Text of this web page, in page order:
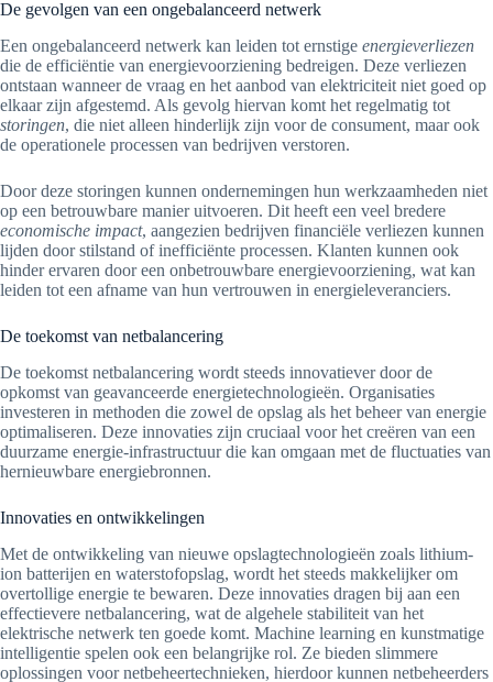
De gevolgen van een ongebalanceerd netwerk
Een ongebalanceerd netwerk kan leiden tot ernstige energieverliezen
die de efficiëntie van energievoorziening bedreigen. Deze verliezen
ontstaan wanneer de vraag en het aanbod van elektriciteit niet goed op
elkaar zijn afgestemd. Als gevolg hiervan komt het regelmatig tot
storingen, die niet alleen hinderlijk zijn voor de consument, maar ook
de operationele processen van bedrijven verstoren.
Door deze storingen kunnen ondernemingen hun werkzaamheden niet
op een betrouwbare manier uitvoeren. Dit heeft een veel bredere
economische impact, aangezien bedrijven financiële verliezen kunnen
lijden door stilstand of inefficiënte processen. Klanten kunnen ook
hinder ervaren door een onbetrouwbare energievoorziening, wat kan
leiden tot een afname van hun vertrouwen in energieleveranciers.
De toekomst van netbalancering
De toekomst netbalancering wordt steeds innovatiever door de
opkomst van geavanceerde energietechnologieën. Organisaties
investeren in methoden die zowel de opslag als het beheer van energie
optimaliseren. Deze innovaties zijn cruciaal voor het creëren van een
duurzame energie-infrastructuur die kan omgaan met de fluctuaties van
hernieuwbare energiebronnen.
Innovaties en ontwikkelingen
Met de ontwikkeling van nieuwe opslagtechnologieën zoals lithium-
ion batterijen en waterstofopslag, wordt het steeds makkelijker om
overtollige energie te bewaren. Deze innovaties dragen bij aan een
effectievere netbalancering, wat de algehele stabiliteit van het
elektrische netwerk ten goede komt. Machine learning en kunstmatige
intelligentie spelen ook een belangrijke rol. Ze bieden slimmere
oplossingen voor netbeheertechnieken, hierdoor kunnen netbeheerders